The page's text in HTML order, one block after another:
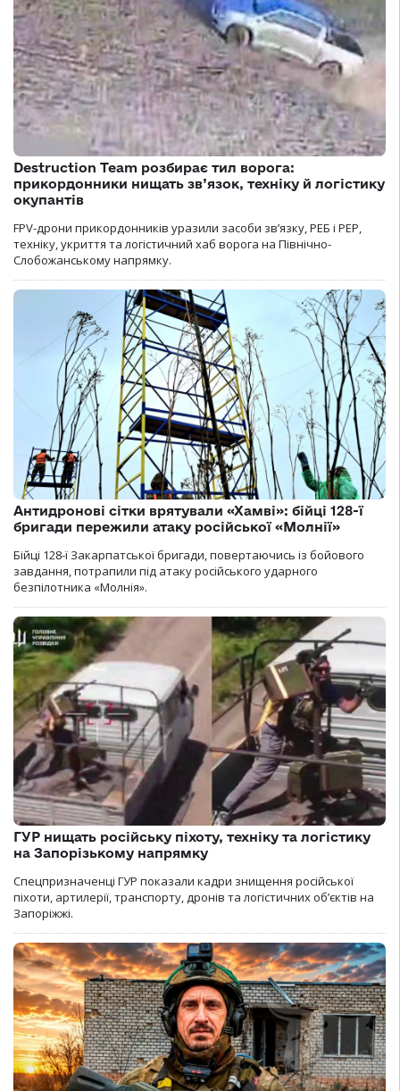
Destruction Team розбирає тил ворога:
прикордонники нищать зв’язок, техніку й логістику
окупантів
FPV-дрони прикордонників уразили засоби зв’язку, РЕБ і РЕР,
техніку, укриття та логістичний хаб ворога на Північно-
Слобожанському напрямку.
Антидронові сітки врятували «Хамві»: бійці 128-ї
бригади пережили атаку російської «Молнії»
Бійці 128-ї Закарпатської бригади, повертаючись із бойового
завдання, потрапили під атаку російського ударного
безпілотника «Молнія».
ГУР нищать російську піхоту, техніку та логістику
на Запорізькому напрямку
Спецпризначенці ГУР показали кадри знищення російської
піхоти, артилерії, транспорту, дронів та логістичних об’єктів на
Запоріжжі.